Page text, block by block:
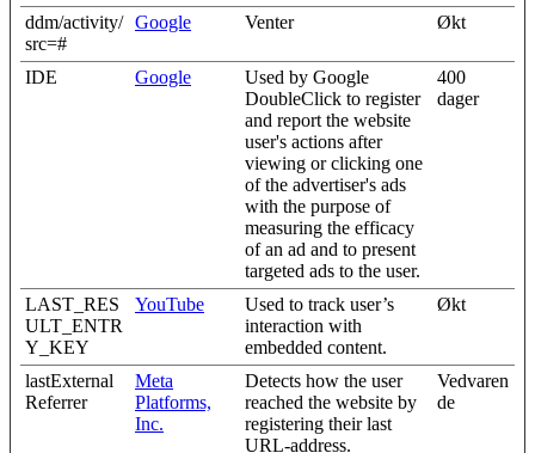
ddm/activity/
src=#
Google Venter Økt
IDE Google
Used by Google
DoubleClick to register
and report the website
user's actions after
viewing or clicking one
of the advertiser's ads
with the purpose of
measuring the efficacy
of an ad and to present
targeted ads to the user.
400
dager
LAST_RES
ULT_ENTR
Y_KEY
YouTube
Used to track user’s
interaction with
embedded content.
Økt
lastExternal
Referrer
Meta
Platforms,
Inc.
Detects how the user
reached the website by
registering their last
URL-address.
Vedvaren
de